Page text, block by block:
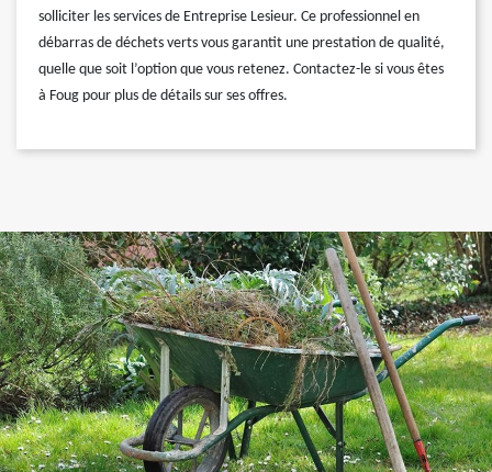
solliciter les services de Entreprise Lesieur. Ce professionnel en
débarras de déchets verts vous garantit une prestation de qualité,
quelle que soit l’option que vous retenez. Contactez-le si vous êtes
à Foug pour plus de détails sur ses offres.